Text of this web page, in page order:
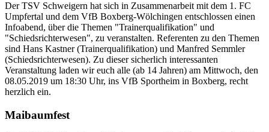
Der TSV Schweigern hat sich in Zusammenarbeit mit dem 1. FC
Umpfertal und dem VfB Boxberg-Wölchingen entschlossen einen
Infoabend, über die Themen "Trainerqualifikation" und
"Schiedsrichterwesen", zu veranstalten. Referenten zu den Themen
sind Hans Kastner (Trainerqualifikation) und Manfred Semmler
(Schiedsrichterwesen). Zu dieser sicherlich interessanten
Veranstaltung laden wir euch alle (ab 14 Jahren) am Mittwoch, den
08.05.2019 um 18:30 Uhr, ins VfB Sportheim in Boxberg, recht
herzlich ein.
Maibaumfest